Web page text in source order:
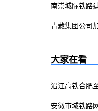
南崇城际铁路
大家在看
安徽市域铁路